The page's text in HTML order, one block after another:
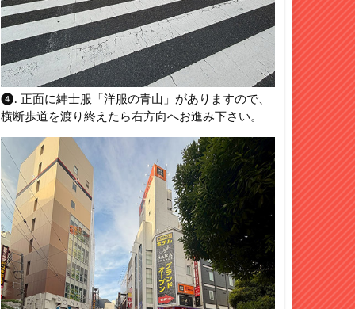
❹. 正面に紳士服「洋服の青山」がありますので、
横断歩道を渡り終えたら右方向へお進み下さい。